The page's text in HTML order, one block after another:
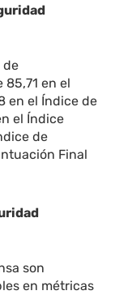
de
en el
en el Índice de
el Índice
de
Final
son
en métricas